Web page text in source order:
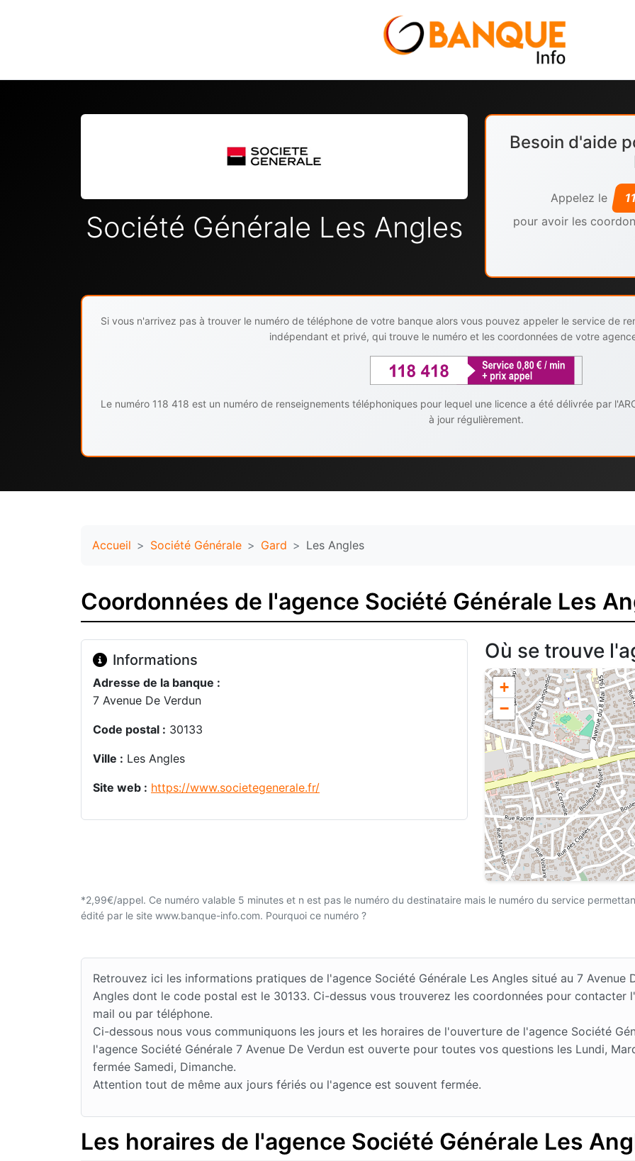
Société Générale Les Angles
Besoin d'aide
Appelez le
pour avoir les
Si vous n'arrivez pas à trouver le numéro de téléphone de votre banque alors vous pouvez appeler le service de
indépendant et privé, qui trouve le numéro et les coordonnées de votre
Le numéro 118 418 est un numéro de renseignements téléphoniques pour lequel une licence a été délivrée par
à jour régulièrement.
Accueil Société Générale Gard Les Angles
Coordonnées de l'agence Société Générale Les
Informations
Adresse de la banque :
7 Avenue De Verdun
Code postal : 30133
Ville : Les Angles
Site web : https://www.societegenerale.fr/
Où se trouve
+
−
*2,99€/appel. Ce numéro valable 5 minutes et n est pas le numéro du destinataire mais le numéro du service
édité par le site www.banque-info.com. Pourquoi ce numéro ?
Retrouvez ici les informations pratiques de l'agence Société Générale Les Angles situé au 7 Avenue
Angles dont le code postal est le 30133. Ci-dessus vous trouverez les coordonnées pour contacter
mail ou par téléphone.
Ci-dessous nous vous communiquons les jours et les horaires de l'ouverture de l'agence Société
l'agence Société Générale 7 Avenue De Verdun est ouverte pour toutes vos questions les Lundi,
fermée Samedi, Dimanche.
Attention tout de même aux jours fériés ou l'agence est souvent fermée.
Les horaires de l'agence Société Générale Les